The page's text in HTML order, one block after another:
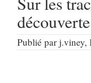
Publié par j.viney,